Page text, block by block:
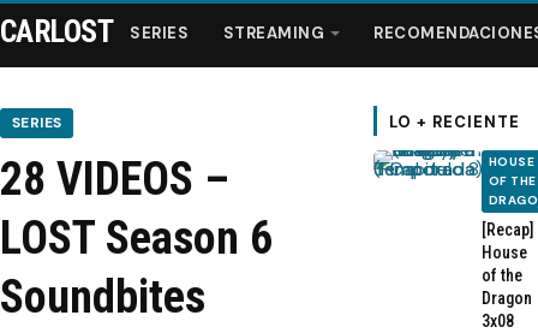
Series
Streaming
Recomendaciones
CARLOST SERIES STREAMING
SERIES
28 VIDEOS –
LOST Season 6
Soundbites
LO + RECIENTE
HOUSE
OF THE
[Recap]
House
of the
Dragon
3x08